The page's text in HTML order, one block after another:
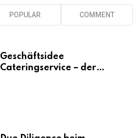
POPULAR COMMENT
Geschäftsidee
Cateringservice – der